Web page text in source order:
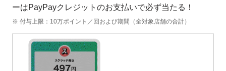
ーはPayPayクレジットのお支払いで必ず当たる！
※ 付与上限：10万ポイント／回および期間（全対象店舗の合計）